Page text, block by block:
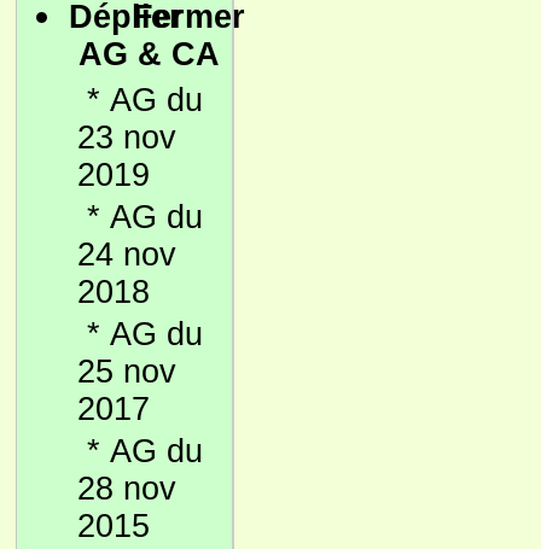
AG & CA
* AG du
23 nov
2019
* AG du
24 nov
2018
* AG du
25 nov
2017
* AG du
28 nov
2015